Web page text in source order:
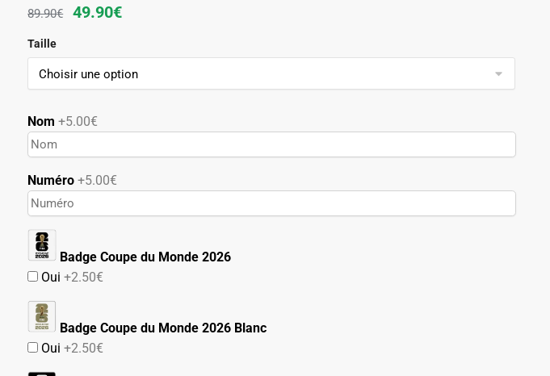
89.90€
Le
initial
était :
49.90€Le
actuel
est :
Taille
Nom +5.00€
Numéro+5.00€
Badge Coupe du Monde 2026
Oui+2.50€
Badge Coupe du Monde 2026 Blanc
Oui+2.50€